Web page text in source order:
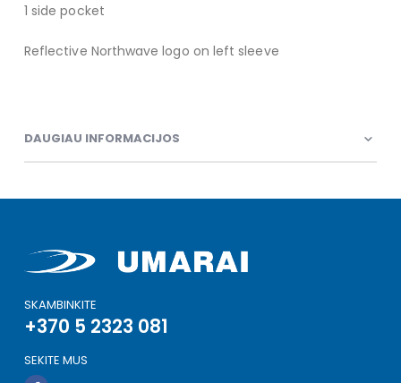
1 side pocket
Reflective Northwave logo on left sleeve
DAUGIAU INFORMACIJOS
SKAMBINKITE
+370 5 2323 081
SEKITE MUS